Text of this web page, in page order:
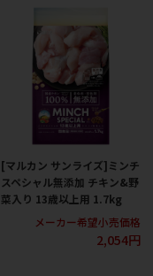
[マルカン サンライズ]ミンチ
スペシャル無添加 チキン&野
菜入り 13歳以上用 1.7kg
メーカー希望小売価格
2,054円